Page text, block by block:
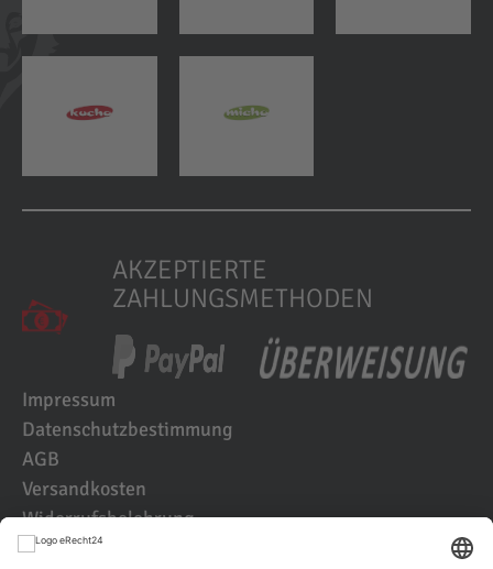
AKZEPTIERTE
ZAHLUNGSMETHODEN
Impressum
Datenschutzbestimmung
AGB
Versandkosten
Widerrufsbelehrung
Kundenbewertungen